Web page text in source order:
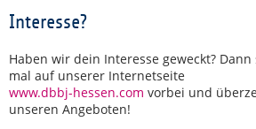
Interesse?
Haben wir dein Interesse geweckt?
mal auf unserer Internetseite
www.dbbj-hessen.com vorbei und
unseren Angeboten!